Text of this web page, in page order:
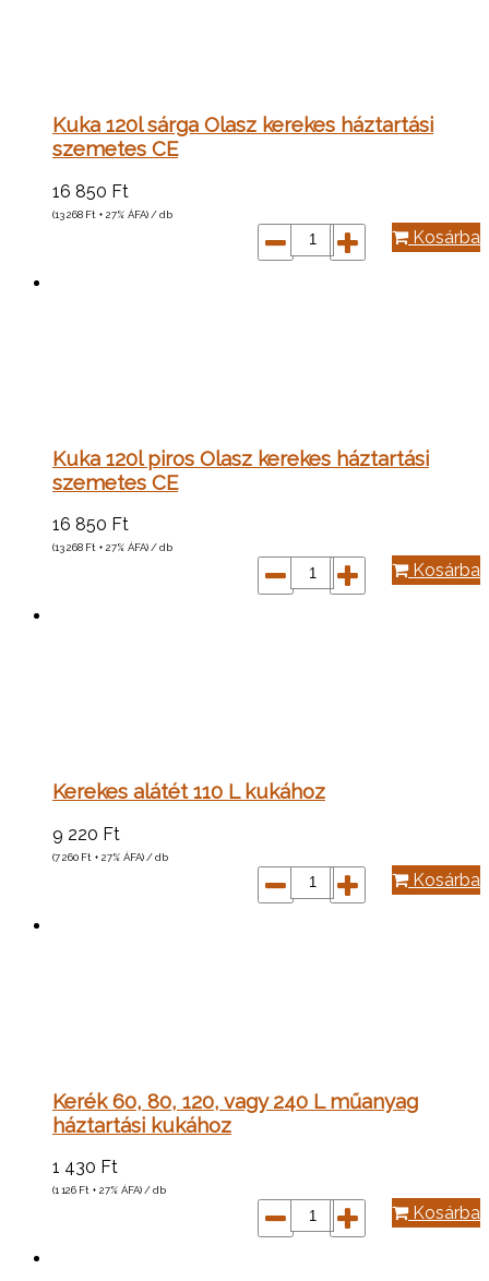
Kuka 120l sárga Olasz kerekes háztartási
szemetes CE
16 850 Ft
(13 268 Ft + 27% ÁFA) / db
Kosárba
Kuka 120l piros Olasz kerekes háztartási
szemetes CE
16 850 Ft
(13 268 Ft + 27% ÁFA) / db
Kosárba
Kerekes alátét 110 L kukához
9 220 Ft
(7 260 Ft + 27% ÁFA) / db
Kosárba
Kerék 60, 80, 120, vagy 240 L műanyag
háztartási kukához
1 430 Ft
(1 126 Ft + 27% ÁFA) / db
Kosárba